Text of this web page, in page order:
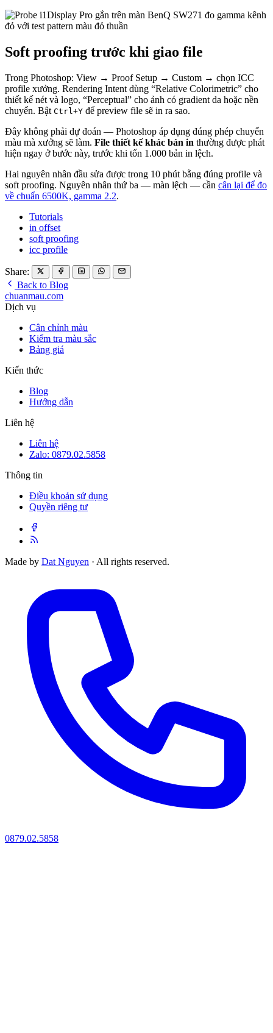
Soft proofing trước khi giao file
Trong Photoshop: View → Proof Setup → Custom → chọn ICC
profile xưởng. Rendering Intent dùng “Relative Colorimetric” cho
thiết kế nét và logo, “Perceptual” cho ảnh có gradient da hoặc nền
chuyển. Bật Ctrl+Y để preview file sẽ in ra sao.
Đây không phải dự đoán — Photoshop áp dụng đúng phép chuyển
màu mà xưởng sẽ làm. File thiết kế khác bản in thường được phát
hiện ngay ở bước này, trước khi tốn 1.000 bản in lệch.
Hai nguyên nhân đầu sửa được trong 10 phút bằng đúng profile và
soft proofing. Nguyên nhân thứ ba — màn lệch — cần cân lại để đo
về chuẩn 6500K, gamma 2.2.
Tutorials
in offset
soft proofing
icc profile
Share:
Back to Blog
chuanmau.com
Dịch vụ
Cân chỉnh màu
Kiểm tra màu sắc
Bảng giá
Kiến thức
Blog
Hướng dẫn
Liên hệ
Liên hệ
Zalo: 0879.02.5858
Thông tin
Điều khoản sử dụng
Quyền riêng tư
Made by Dat Nguyen · All rights reserved.
0879.02.5858